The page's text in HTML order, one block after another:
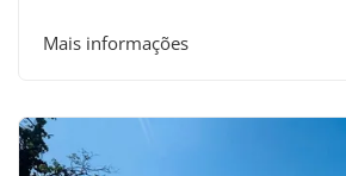
Mais informações